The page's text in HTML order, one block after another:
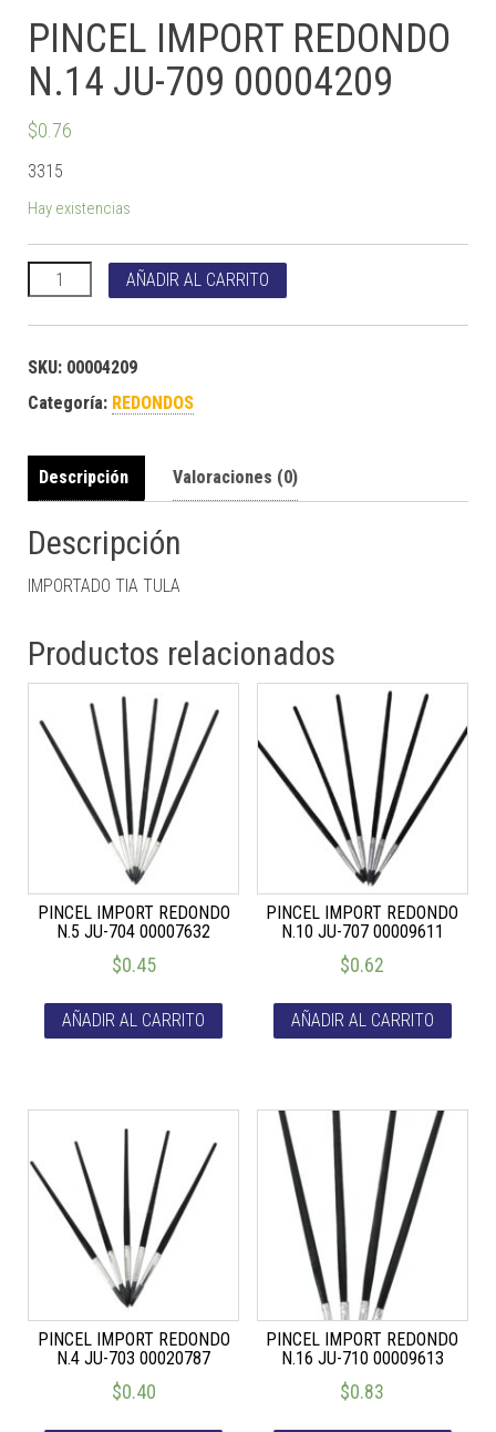
PINCEL IMPORT REDONDO
N.14 JU-709 00004209
$0.76
3315
Hay existencias
PINCEL IMPORT REDONDO N.14 JU-709 00004209 cantidad
AÑADIR AL CARRITO
SKU: 00004209
Categoría: REDONDOS
Descripción Valoraciones (0)
Descripción
IMPORTADO TIA TULA
Productos relacionados
PINCEL IMPORT REDONDO
N.5 JU-704 00007632
$0.45
AÑADIR AL CARRITO
PINCEL IMPORT REDONDO
N.10 JU-707 00009611
$0.62
AÑADIR AL CARRITO
PINCEL IMPORT REDONDO
N.4 JU-703 00020787
$0.40
PINCEL IMPORT REDONDO
N.16 JU-710 00009613
$0.83